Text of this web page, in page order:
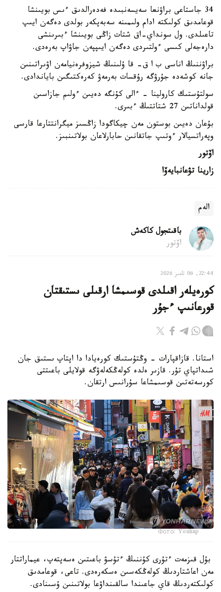
34 جاستاعى براۋنعا سەيسەنبىدە فەدەرالدىق ءىس بويىنشا
قوعامدىق كولىكتە ادام ولىمىنە سەبەپكەر بولدى دەگەن ايىپ
تاعىلدى. ول سونداي-اق شتات زاڭى بويىنشا ءبىرىنشى
دارەجەلى كىسى ءولتىردى دەگەن ايىپپەن جاۋاپ بەرەدى.
براۋننىڭ اناسى ب ا ق- قا ۇلىنىڭ شيزوفرەنيامەن اۋىراتىنىن
جانە كوشەدە جۇرۋگە رۇقسات بەرمەۋ كەرەكتىگىن باياندادى.
سولتۇستىك كارولينا - ءالى كۇنگە دەيىن ءولىم جازاسىن
قولداناتىن 27 شتاتتىڭ ءبىرى.
بۇعان دەيىن بوستون مەن چيكاگودا زاڭسىز ميگرانتتارعا قارسى
وپەراتسيالار ءوتىپ جاتقانىن حابارلاعان بولاتىنبىز.
اۆتور
زارينا تۋعانبايەۆا
الەم
باقىتجول كاكەش
اۆتور
22:44, 06 تامىز 2026
كورەيلەر اقىلدى قوسىمشا ارقىلى ىستىقتان
قورعانىپ ءجۇر
استانا. قازاقپارات - وڭتۇستىك كورەيادا دا اپتاپ ىستىق جان
شىداتپاي تۇر. قازىر ەلدە كولەڭكەلەۋگە قولايلى باعىتتى
كورسەتەتىن قوسىمشاعا سۇرانىس ارتقان.
Фото: Yonhap
بۇل قىزمەت ءتۇرى كۇننىڭ ءتۇسۋ باعىتىن ەسەپتەپ، عيماراتتار
مەن اعاشتاردىڭ كولەڭكەسىن ەسكەرەدى. تاعى، قوعامدىق
كولىكتەردىڭ قاي جاعىندا سالقىنداۋعا بولاتىنىن ۇسىنادى.